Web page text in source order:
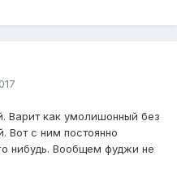
Варит как умолишонный без
Вот с ним постоянно
нибудь. Вообщем фуджи не